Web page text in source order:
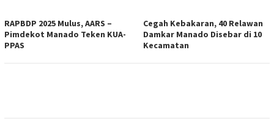
RAPBDP 2025 Mulus, AARS –
Pimdekot Manado Teken KUA-
PPAS
Cegah Kebakaran, 40 Relawan
Damkar Manado Disebar di 10
Kecamatan